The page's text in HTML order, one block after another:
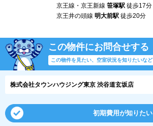
京王線・京王新線 笹塚駅 徒歩17分
京王井の頭線 明大前駅 徒歩20分
この物件にお問合せする
この物件を見たい、空室状況を知りたいなど
株式会社タウンハウジング東京 渋谷道玄坂店
初期費用が知りたい